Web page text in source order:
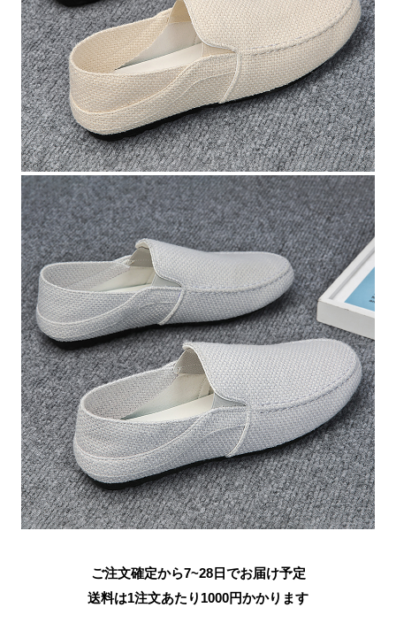
ご注文確定から7~28日でお届け予定
送料は1注文あたり 1000円かかります